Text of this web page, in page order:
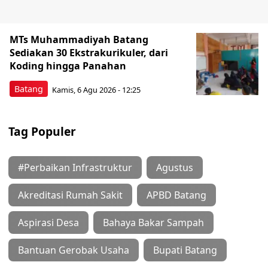
Batang
MTs Muhammadiyah Batang
Sediakan 30 Ekstrakurikuler, dari
Koding hingga Panahan
Kamis, 6 Agu 2026 - 12:25
Tag Populer
#Perbaikan Infrastruktur Agustus
Akreditasi Rumah Sakit APBD Batang
Aspirasi Desa Bahaya Bakar Sampah
Bantuan Gerobak Usaha Bupati Batang